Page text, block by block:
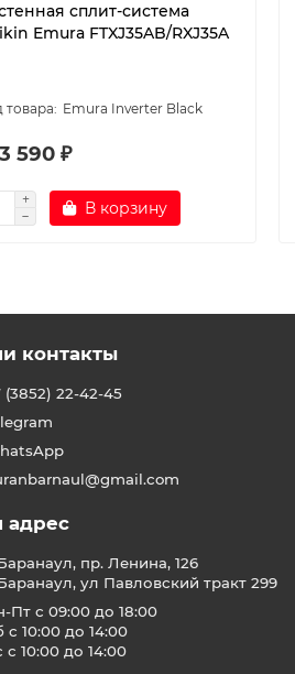
сплит-система
Emura FTXJ35AB/RXJ35A
Emura Inverter Black
590 ₽
В корзину
контакты
(3852) 22-42-45
адрес
пр. Ленина, 126
ул Павловский тракт 299
Пт с 09:00 до 18:00
с 10:00 до 14:00
с 10:00 до 14:00